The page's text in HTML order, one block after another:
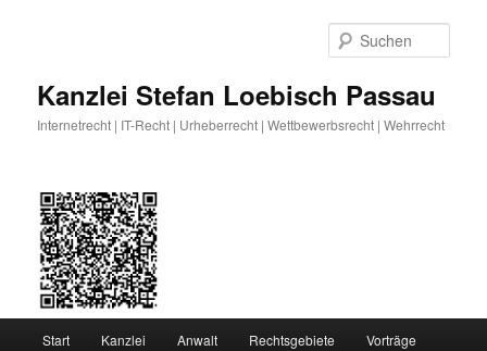
Kanzlei Stefan Loebisch Passau
Internetrecht | IT-Recht | Urheberrecht | Wettbewerbsrecht | Wehrrecht
Start Kanzlei Anwalt Rechtsgebiete Vorträge